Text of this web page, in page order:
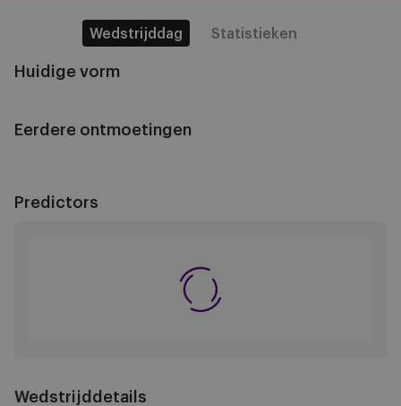
Wedstrijddag Statistieken
Huidige vorm
Eerdere ontmoetingen
Predictors
Wedstrijddetails